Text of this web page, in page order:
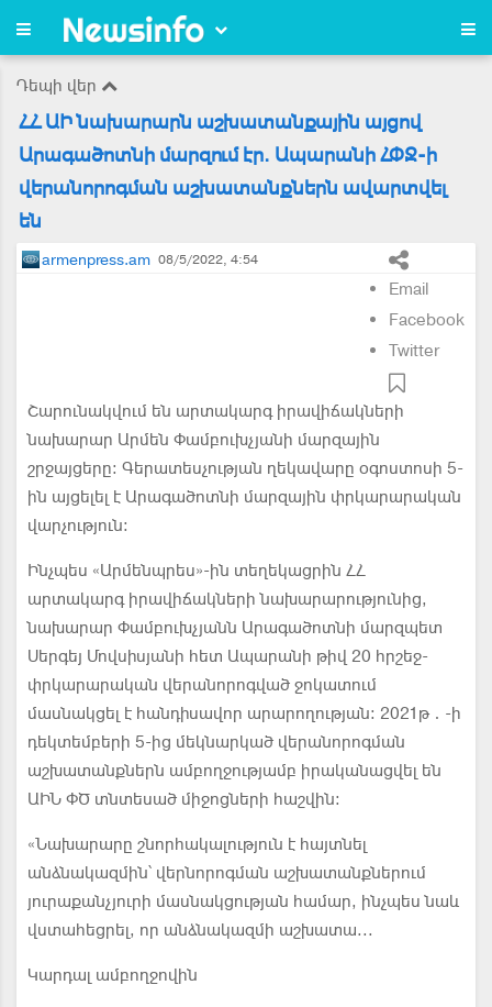
Դեպի վեր
ՀՀ ԱԻ նախարարն աշխատանքային այցով
Արագածոտնի մարզում էր. Ապարանի ՀՓՋ-ի
վերանորոգման աշխատանքներն ավարտվել
են
armenpress.am 08/5/2022, 4:54
Email
Facebook
Twitter
Շարունակվում են արտակարգ իրավիճակների
նախարար Արմեն Փամբուխչյանի մարզային
շրջայցերը: Գերատեսչության ղեկավարը oգոստոսի 5-
ին այցելել է Արագածոտնի մարզային փրկարարական
վարչություն:
Ինչպես «Արմենպրես»-ին տեղեկացրին ՀՀ
արտակարգ իրավիճակների նախարարությունից,
նախարար Փամբուխչյանն Արագածոտնի մարզպետ
Սերգեյ Մովսիսյանի հետ Ապարանի թիվ 20 հրշեջ-
փրկարարական վերանորոգված ջոկատում
մասնակցել է հանդիսավոր արարողության։ 2021թ․-ի
դեկտեմբերի 5-ից մեկնարկած վերանորոգման
աշխատանքներն ամբողջությամբ իրականացվել են
ԱԻՆ ՓԾ տնտեսած միջոցների հաշվին։
«Նախարարը շնորհակալություն է հայտնել
անձնակազմին՝ վերնորոգման աշխատանքներում
յուրաքանչյուրի մասնակցության համար, ինչպես նաև
վստահեցրել, որ անձնակազմի աշխատա...
Կարդալ ամբողջովին